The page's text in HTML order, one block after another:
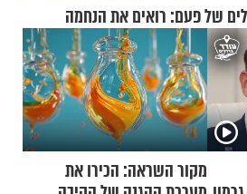
של פעם: רואים את הנחמה
מקור השראה: הכירו את